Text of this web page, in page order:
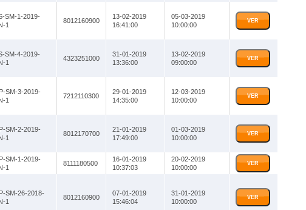
SM-1-2019-
1
8012160900
13-02-2019
16:41:00
05-03-2019
10:00:00
VER
SM-4-2019-
1
4323251000
31-01-2019
13:36:00
13-02-2019
09:00:00
VER
SM-3-2019-
1
7212110300
29-01-2019
14:35:00
12-03-2019
10:00:00
VER
SM-2-2019-
1
8012170700
21-01-2019
17:49:00
01-03-2019
10:00:00
VER
SM-1-2019-
1
8111180500
16-01-2019
10:37:03
20-02-2019
10:00:00
VER
SM-26-2018-
1
8012160900
07-01-2019
15:46:04
31-01-2019
10:00:00
VER